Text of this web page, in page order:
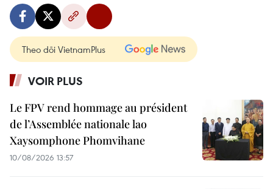
Theo dõi VietnamPlus
VOIR PLUS
Le FPV rend hommage au président
de l’Assemblée nationale lao
Xaysomphone Phomvihane
10/08/2026 13:57